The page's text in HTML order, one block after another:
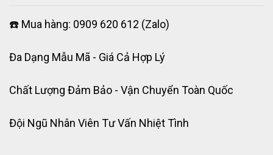
☎️ Mua hàng: 0909 620 612 (Zalo)
Đa Dạng Mẫu Mã - Giá Cả Hợp Lý
Chất Lượng Đảm Bảo - Vận Chuyển Toàn Quốc
Đội Ngũ Nhân Viên Tư Vấn Nhiệt Tình